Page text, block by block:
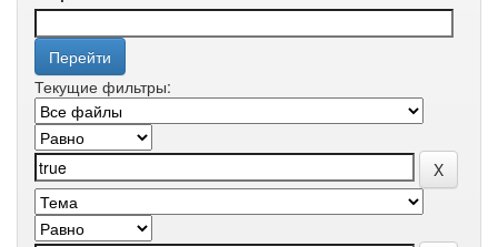
Текущие фильтры: